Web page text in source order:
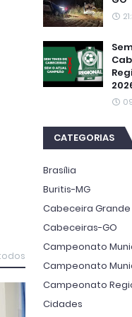
CATEGORIAS
Brasília
Buritis-MG
Cabeceira Grande
Cabeceiras-GO
Campeonato
Campeonato
Campeonato
Cidades